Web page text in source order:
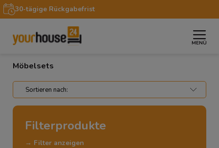
Kostenlose Lieferung innerhalb Deutschlands
MENÜ
Startseite » Möbel
Möbelsets
Filterprodukte
→ Filter anzeigen